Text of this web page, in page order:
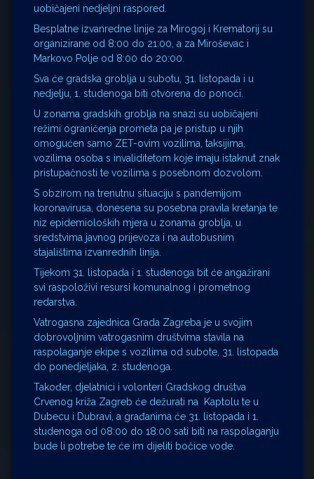
uobičajeni nedjeljni raspored.
Besplatne izvanredne linije za Mirogoj i Krematorij su
organizirane od 8:00 do 21:00, a za Miroševac i
Markovo Polje od 8:00 do 20:00.
Sva će gradska groblja u subotu, 31. listopada i u
nedjelju, 1. studenoga biti otvorena do ponoći.
U zonama gradskih groblja na snazi su uobičajeni
režimi ograničenja prometa pa je pristup u njih
omogućen samo ZET-ovim vozilima, taksijima,
vozilima osoba s invaliditetom koje imaju istaknut znak
pristupačnosti te vozilima s posebnom dozvolom.
S obzirom na trenutnu situaciju s pandemijom
koronavirusa, donesena su posebna pravila kretanja te
niz epidemioloških mjera u zonama groblja, u
sredstvima javnog prijevoza i na autobusnim
stajalištima izvanrednih linija.
Tijekom 31. listopada i 1. studenoga bit će angažirani
svi raspoloživi resursi komunalnog i prometnog
redarstva.
Vatrogasna zajednica Grada Zagreba je u svojim
dobrovoljnim vatrogasnim društvima stavila na
raspolaganje ekipe s vozilima od subote, 31. listopada
do ponedjeljaka, 2. studenoga.
Također, djelatnici i volonteri Gradskog društva
Crvenog križa Zagreb će dežurati na Kaptolu te u
Dubecu i Dubravi, a građanima će 31. listopada i 1.
studenoga od 08:00 do 18:00 sati biti na raspolaganju
bude li potrebe te će im dijeliti bočice vode.